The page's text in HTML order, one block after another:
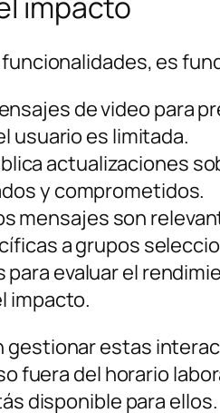
es
de video para
usuario es limitada.
actualizaciones
y comprometidos.
mensajes son
a grupos
para evaluar el
impacto.
estas
fuera del horario
disponible para ellos.